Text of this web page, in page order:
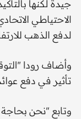
جيدة لكنها
الاحتياطي
لدفع الذهب
تأثير في دفع
وتابع "نحن